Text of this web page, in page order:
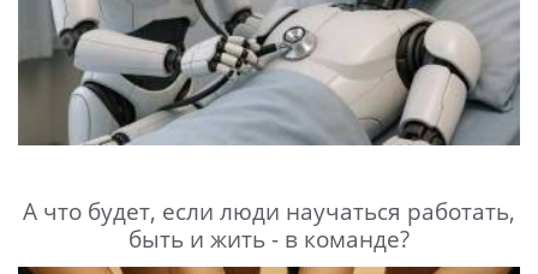
А что будет, если люди научаться работать,
быть и жить - в команде?